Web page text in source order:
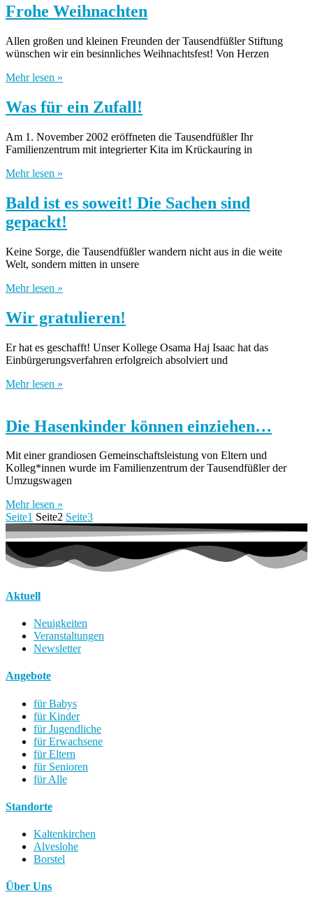
Frohe Weihnachten
Allen großen und kleinen Freunden der Tausendfüßler Stiftung
wünschen wir ein besinnliches Weihnachtsfest! Von Herzen
Mehr lesen »
Was für ein Zufall!
Am 1. November 2002 eröffneten die Tausendfüßler Ihr
Familienzentrum mit integrierter Kita im Krückauring in
Mehr lesen »
Bald ist es soweit! Die Sachen sind
gepackt!
Keine Sorge, die Tausendfüßler wandern nicht aus in die weite
Welt, sondern mitten in unsere
Mehr lesen »
Wir gratulieren!
Er hat es geschafft! Unser Kollege Osama Haj Isaac hat das
Einbürgerungsverfahren erfolgreich absolviert und
Mehr lesen »
Die Hasenkinder können einziehen…
Mit einer grandiosen Gemeinschaftsleistung von Eltern und
Kolleg*innen wurde im Familienzentrum der Tausendfüßler der
Umzugswagen
Mehr lesen »
Seite1 Seite2 Seite3
Aktuell
Neuigkeiten
Veranstaltungen
Newsletter
Angebote
für Babys
für Kinder
für Jugendliche
für Erwachsene
für Eltern
für Senioren
für Alle
Standorte
Kaltenkirchen
Alveslohe
Borstel
Über Uns